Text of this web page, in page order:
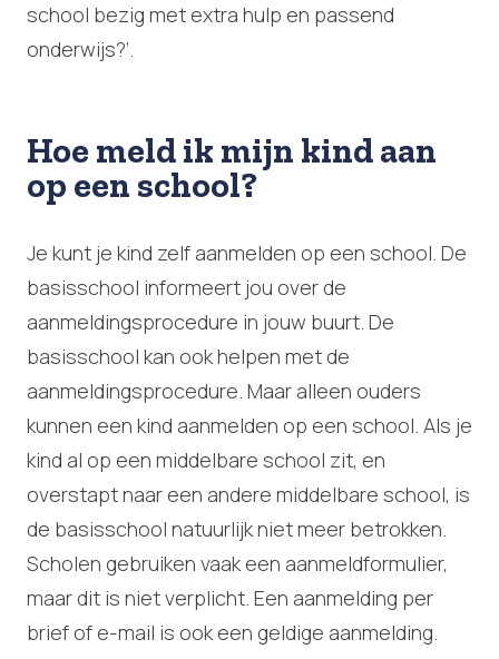
school bezig met extra hulp en passend
onderwijs?’.
Hoe meld ik mijn kind aan
op een school?
Je kunt je kind zelf aanmelden op een school. De
basisschool informeert jou over de
aanmeldingsprocedure in jouw buurt. De
basisschool kan ook helpen met de
aanmeldingsprocedure. Maar alleen ouders
kunnen een kind aanmelden op een school. Als je
kind al op een middelbare school zit, en
overstapt naar een andere middelbare school, is
de basisschool natuurlijk niet meer betrokken.
Scholen gebruiken vaak een aanmeldformulier,
maar dit is niet verplicht. Een aanmelding per
brief of e-mail is ook een geldige aanmelding.